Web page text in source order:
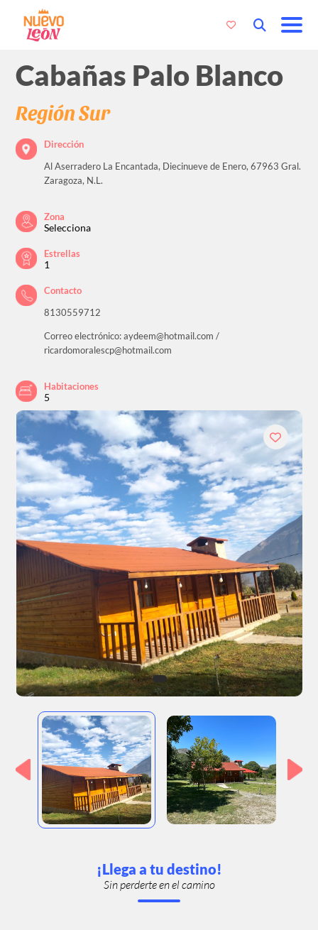
Cabañas Palo Blanco
Región Sur
Dirección
Al Aserradero La Encantada, Diecinueve de Enero, 67963 Gral.
Zaragoza, N.L.
Zona
Selecciona
Estrellas
1
Contacto
8130559712
Correo electrónico: aydeem@hotmail.com /
ricardomoralescp@hotmail.com
Habitaciones
5
¡Llega a tu destino!
Sin perderte en el camino